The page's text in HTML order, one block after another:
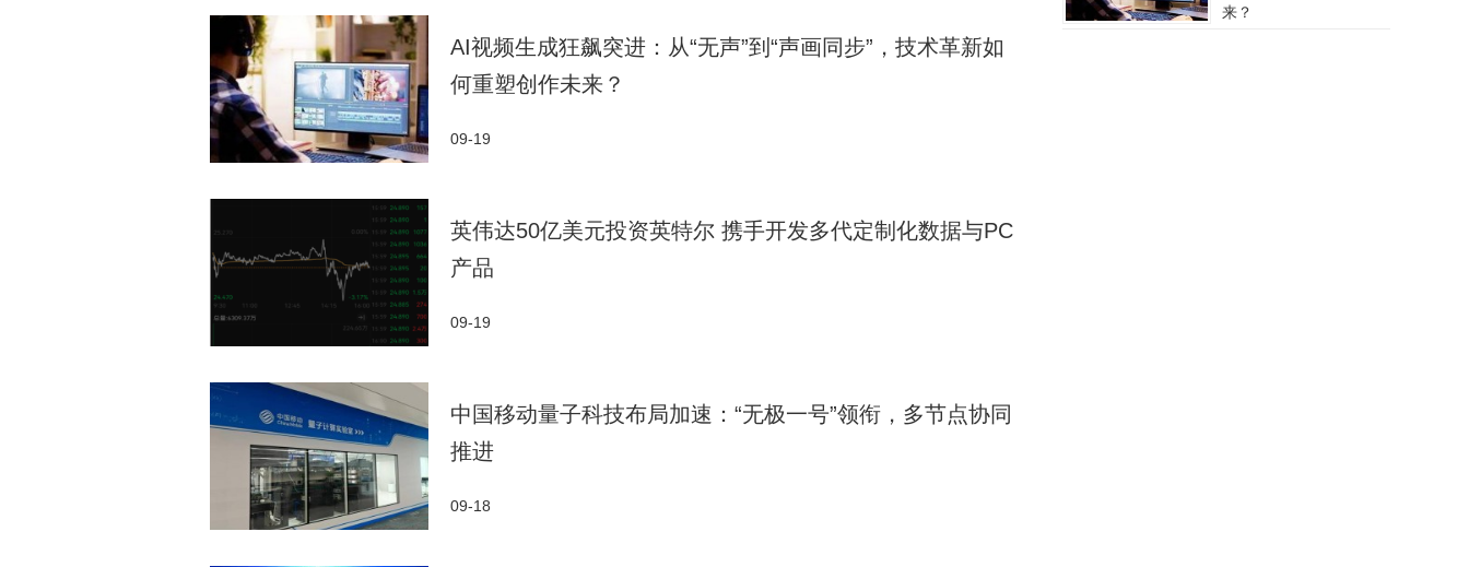
AI视频生成狂飙突进：从“无声”到“声画同步”，技术革新如
何重塑创作未来？
09-19
英伟达50亿美元投资英特尔 携手开发多代定制化数据与PC
产品
09-19
中国移动量子科技布局加速：“无极一号”领衔，多节点协同
推进
09-18
来？